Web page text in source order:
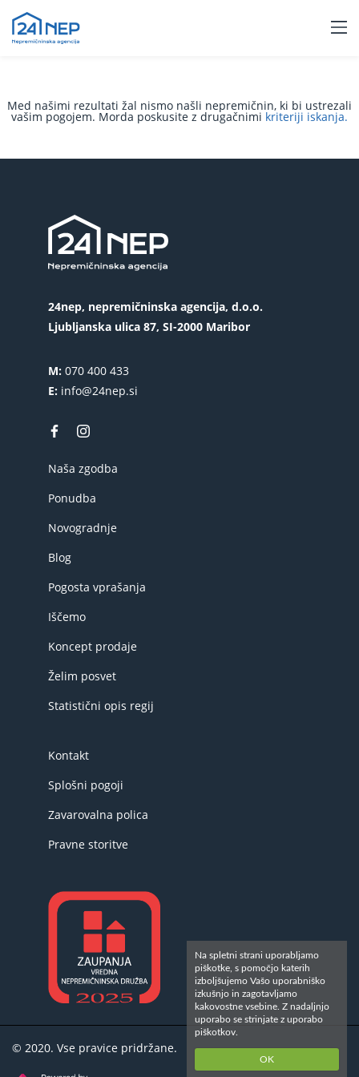
Med našimi rezultati žal nismo našli nepremičnin, ki bi ustrezali
vašim pogojem. Morda poskusite z drugačnimi kriteriji iskanja.
24nep, nepremičninska agencija, d.o.o.
Ljubljanska ulica 87, SI-2000 Maribor
M: 070 400 433
E: info@24nep.si
Naša zgodba
Ponudba
Novogradnje
Blog
Pogosta vprašanja
Iščemo
Koncept prodaje
Želim posvet
Statistični opis regij
Kontakt
Splošni pogoji
Zavarovalna polica
Pravne storitve
© 2020. Vse pravice pridržane.
Na spletni strani uporabljamo
piškotke, s pomočjo katerih
izboljšujemo Vašo uporabniško
izkušnjo in zagotavljamo
kakovostne vsebine. Z nadaljnjo
uporabo se strinjate z uporabo
piškotkov.
OK